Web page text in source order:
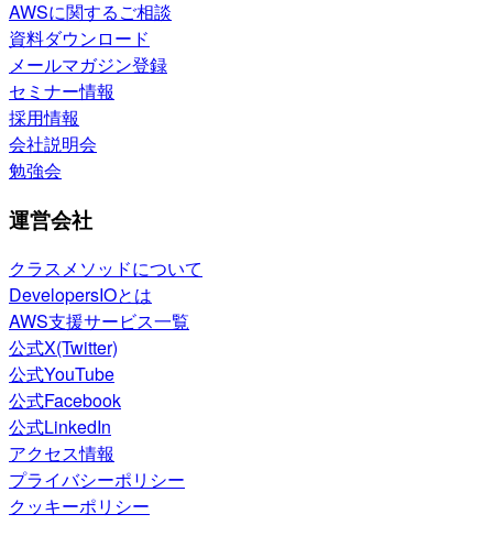
AWSに関するご相談
資料ダウンロード
メールマガジン登録
セミナー情報
採用情報
会社説明会
勉強会
運営会社
クラスメソッドについて
DevelopersIOとは
AWS支援サービス一覧
公式X(Twitter)
公式YouTube
公式Facebook
公式LinkedIn
アクセス情報
プライバシーポリシー
クッキーポリシー